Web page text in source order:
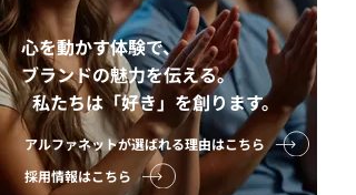
心を動かす体験で、
ブランドの魅力を伝える。
私たちは「好き」を創ります。
アルファネットが選ばれる理由はこちら
採用情報はこちら